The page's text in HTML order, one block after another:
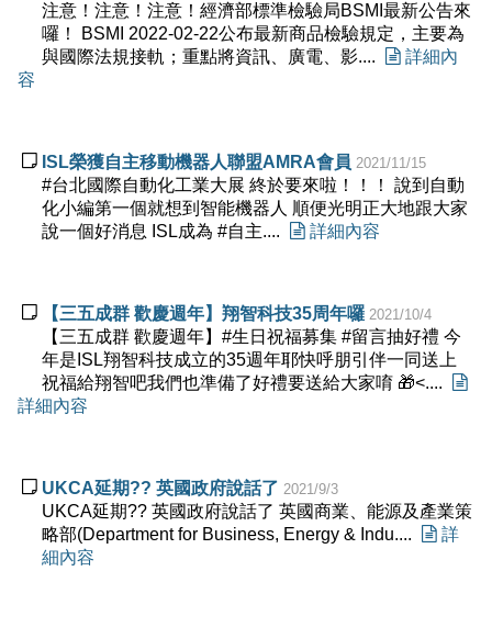
注意！注意！注意！經濟部標準檢驗局BSMI最新公告來
囉！ BSMI 2022-02-22公布最新商品檢驗規定，主要為
與國際法規接軌；重點將資訊、廣電、影....
 詳細內
容
 ISL榮獲自主移動機器人聯盟AMRA會員 2021/11/15
#台北國際自動化工業大展 終於要來啦！！！ 說到自動
化小編第一個就想到智能機器人 順便光明正大地跟大家
說一個好消息 ISL成為 #自主....
 詳細內容
 【三五成群 歡慶週年】翔智科技35周年囉 2021/10/4
【三五成群 歡慶週年】#生日祝福募集 #留言抽好禮 今
年是ISL翔智科技成立的35週年耶快呼朋引伴一同送上
祝福給翔智吧我們也準備了好禮要送給大家唷 🎁<....

詳細內容
 UKCA延期?? 英國政府說話了 2021/9/3
UKCA延期?? 英國政府說話了 英國商業、能源及產業策
略部(Department for Business, Energy & Indu....
 詳
細內容